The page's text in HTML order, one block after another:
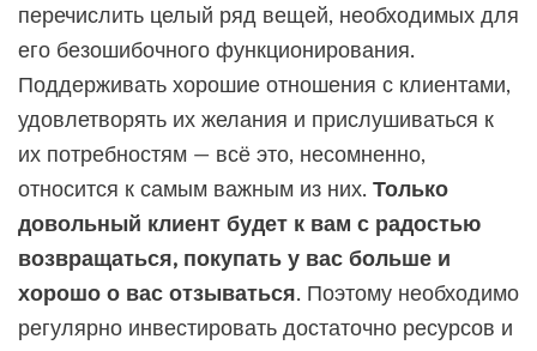
перечислить целый ряд вещей, необходимых для
его безошибочного функционирования.
Поддерживать хорошие отношения с клиентами,
удовлетворять их желания и прислушиваться к
их потребностям — всё это, несомненно,
относится к самым важным из них. Только
довольный клиент будет к вам с радостью
возвращаться, покупать у вас больше и
хорошо о вас отзываться. Поэтому необходимо
регулярно инвестировать достаточно ресурсов и